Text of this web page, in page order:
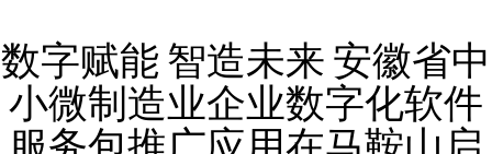
数字赋能 智造未来 安徽省中
小微制造业企业数字化软件